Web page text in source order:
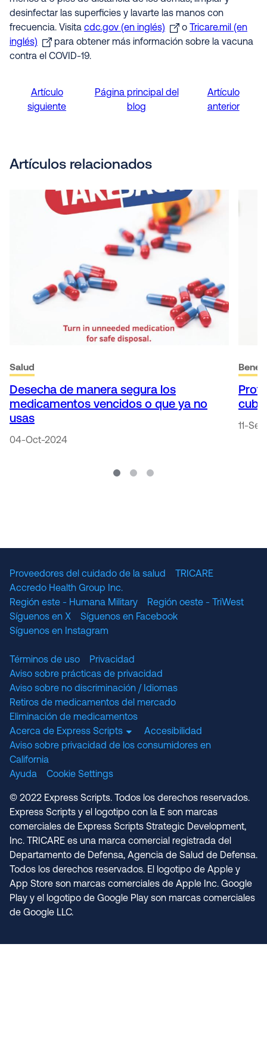
desinfectar las superficies y lavarte las manos con
frecuencia. Visita cdc.gov (en inglés) o
Tricare.mil (en
inglés)
para obtener más información sobre la vacuna
contra el COVID-19.
Artículo
siguiente
Página principal del
blog
Artículo
anterior
Artículos relacionados
Salud
Desecha de manera segura los
medicamentos vencidos o que ya no
usas
04-Oct-2024
11-
Proveedores del cuidado de la salud
TRICARE
Accredo Health Group Inc.
Región este - Humana Military
Región oeste - TriWest
Síguenos en X
Síguenos en Facebook
Síguenos en Instagram
Términos de uso
Privacidad
Aviso sobre prácticas de privacidad
Aviso sobre no discriminación / Idiomas
Retiros de medicamentos del mercado
Eliminación de medicamentos
Acerca de Express Scripts
Accesibilidad
Aviso sobre privacidad de los consumidores en
California
Ayuda
Cookie Settings
© 2022 Express Scripts. Todos los derechos reservados.
Express Scripts y el logotipo con la E son marcas
comerciales de Express Scripts Strategic Development,
Inc. TRICARE es una marca comercial registrada del
Departamento de Defensa, Agencia de Salud de Defensa.
Todos los derechos reservados. El logotipo de Apple y
App Store son marcas comerciales de Apple Inc. Google
Play y el logotipo de Google Play son marcas comerciales
de Google LLC.